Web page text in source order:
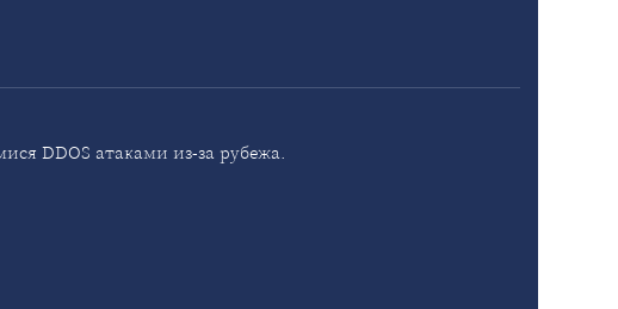
DDOS атаками из-за рубежа.